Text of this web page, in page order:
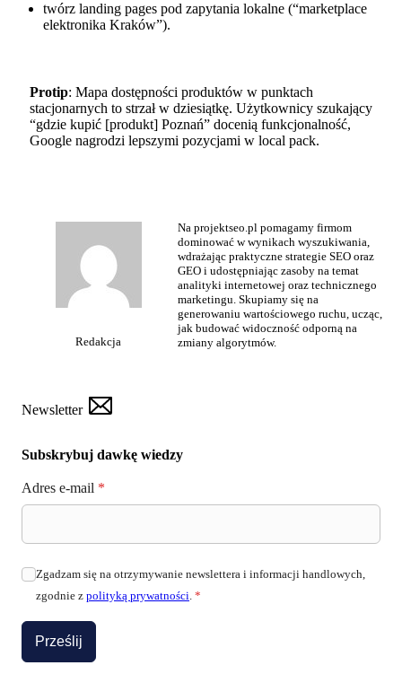
twórz landing pages pod zapytania lokalne (“marketplace
elektronika Kraków”).
Protip: Mapa dostępności produktów w punktach
stacjonarnych to strzał w dziesiątkę. Użytkownicy szukający
“gdzie kupić [produkt] Poznań” docenią funkcjonalność,
Google nagrodzi lepszymi pozycjami w local pack.
Redakcja
Na projektseo.pl pomagamy firmom
dominować w wynikach wyszukiwania,
wdrażając praktyczne strategie SEO oraz
GEO i udostępniając zasoby na temat
analityki internetowej oraz technicznego
marketingu. Skupiamy się na
generowaniu wartościowego ruchu, ucząc,
jak budować widoczność odporną na
zmiany algorytmów.
Newsletter
Subskrybuj dawkę wiedzy
Adres e-mail *
Zgadzam się na otrzymywanie newslettera i informacji handlowych,
zgodnie z polityką prywatności. *
Prześlij